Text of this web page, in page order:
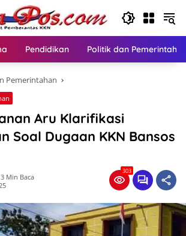
Pendidikan Politik dan
Pemerintahan
Aru Klarifikasi
Soal Dugaan KKN Bansos
3 Min Baca
303